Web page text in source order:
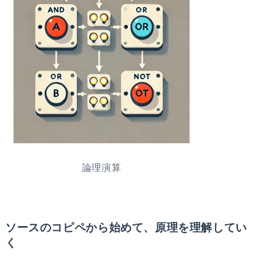
論理演算
ソースのコピペから始めて、原理を理解してい
く